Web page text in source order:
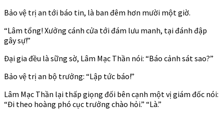
Bảo vệ trị an tới báo tin, là ban đêm hơn mười một giờ.
“Lâm tổng! Xưởng cánh cửa tới đám lưu manh, tại đánh đập
gây sự!”
Đại gia đều là sững sờ, Lâm Mạc Thần nói: “Báo cảnh sát sao?”
Bảo vệ trị an bộ trưởng: “Lập tức báo!”
Lâm Mạc Thần lại thấp giọng đối bên cạnh một vị giám đốc nói:
“Đi theo hoàng phó cục trưởng chào hỏi.” “Là.”